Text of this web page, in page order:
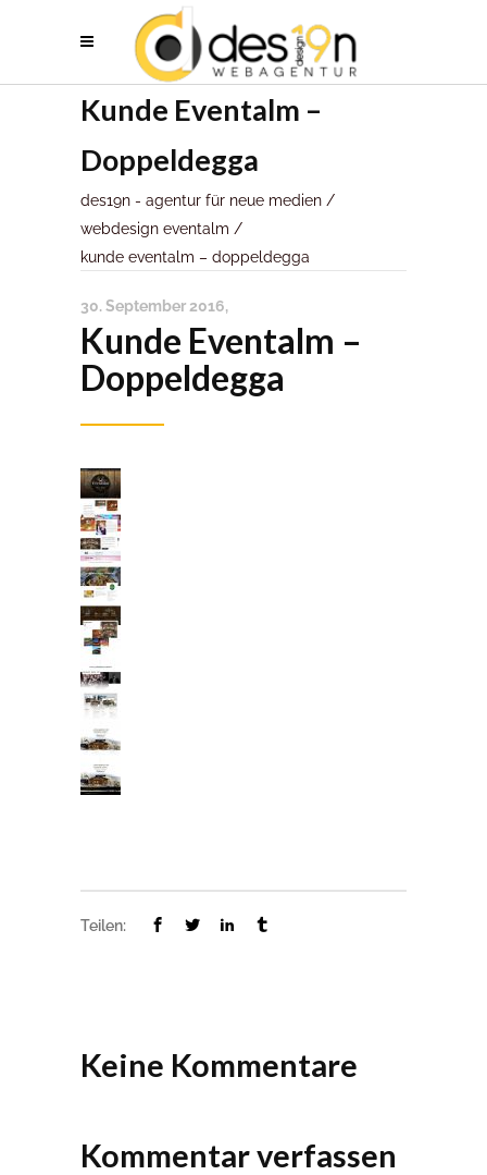
Kunde Eventalm –
Doppeldegga
des19n - agentur für neue medien /
webdesign eventalm /
kunde eventalm – doppeldegga
30. September 2016
Kunde Eventalm –
Doppeldegga
Teilen:
Keine Kommentare
Kommentar verfassen